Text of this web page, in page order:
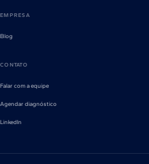
EMPRESA
Blog
CONTATO
Falar com a equipe
Agendar diagnóstico
LinkedIn